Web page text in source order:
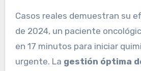
Casos reales demuestran su
de 2024, un paciente
en 17 minutos para iniciar
urgente. La gestión óptima